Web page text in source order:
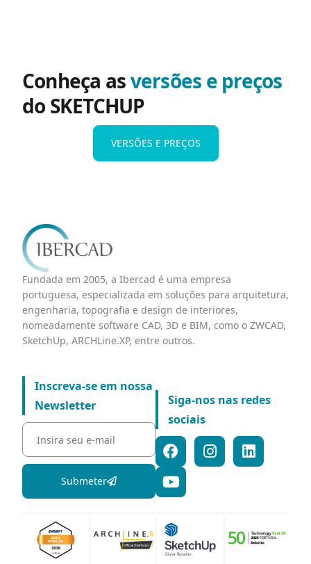
Conheça asversões e preços
do SKETCHUP
VERSÕES E PREÇOS
Fundada em 2005, a Ibercad é uma empresa
portuguesa, especializada em soluções para arquitetura,
engenharia, topografia e design de interiores,
nomeadamente software CAD, 3D e BIM, como o ZWCAD,
SketchUp, ARCHLine.XP, entre outros.
Inscreva-se em nossa
Newsletter
Submeter
Siga-nos nas redes
sociais